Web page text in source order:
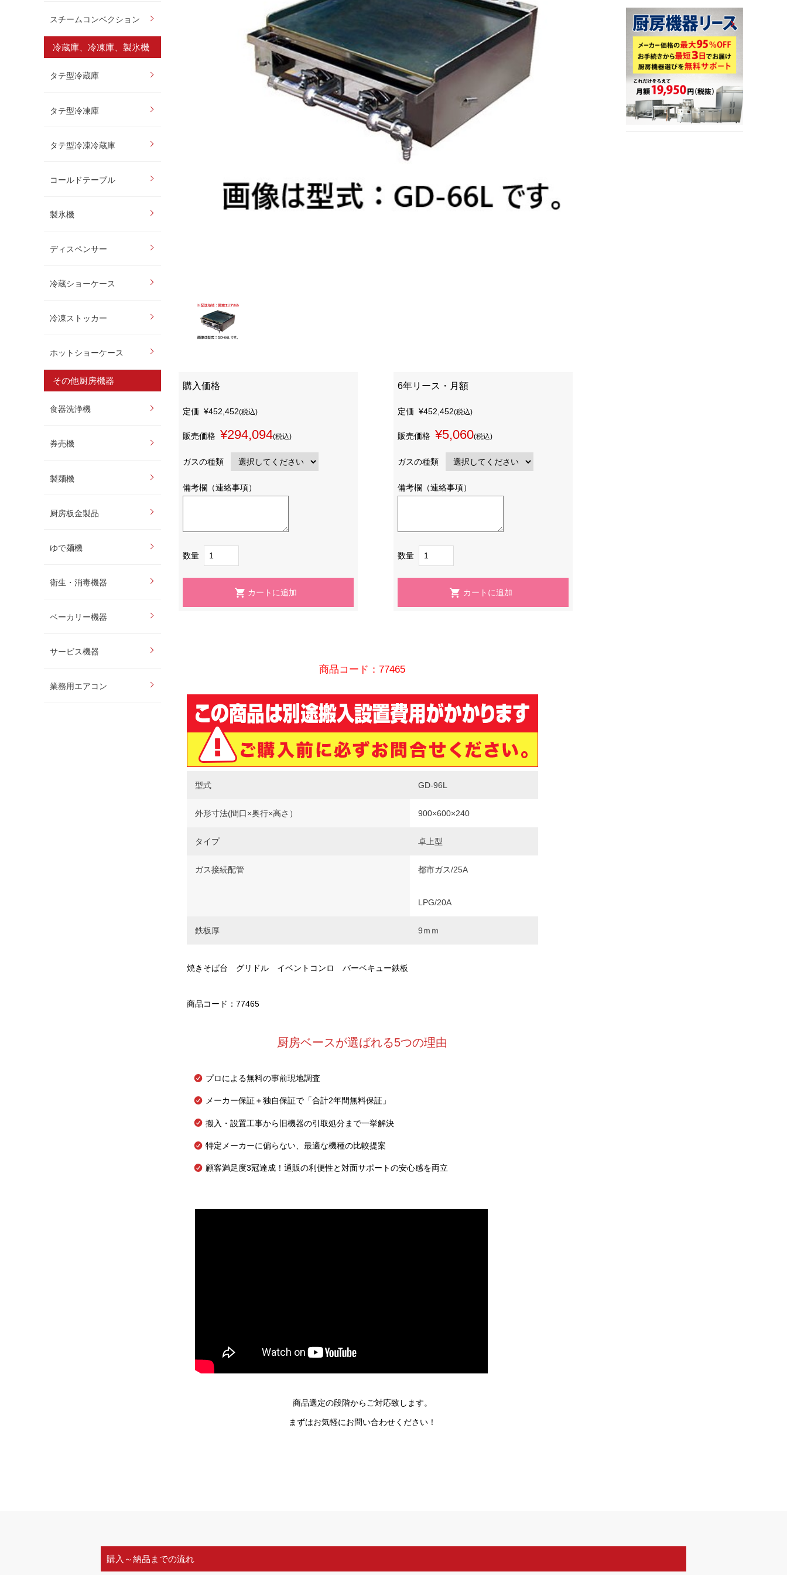
スチームコンベクション
冷蔵庫、冷凍庫、製氷機
タテ型冷蔵庫
タテ型冷凍庫
タテ型冷凍冷蔵庫
コールドテーブル
製氷機
ディスペンサー
冷蔵ショーケース
冷凍ストッカー
ホットショーケース
その他厨房機器
食器洗浄機
券売機
製麺機
厨房板金製品
ゆで麺機
衛生・消毒機器
ベーカリー機器
サービス機器
業務用エアコン
購入価格
定価 ¥452,452(税込)
販売価格 ¥294,094(税込)
ガスの種類
備考欄（連絡事項）
数量
6年リース・月額
定価 ¥452,452(税込)
販売価格 ¥5,060(税込)
ガスの種類
備考欄（連絡事項）
数量
商品コード：77465
型式 GD-96L
外形寸法(間口×奥行×高さ） 900×600×240
タイプ 卓上型
ガス接続配管 都市ガス/25A
LPG/20A
鉄板厚 9ｍｍ
焼きそば台 グリドル イベントコンロ バーベキュー鉄板
商品コード：77465
厨房ベースが選ばれる5つの理由
プロによる無料の事前現地調査
メーカー保証＋独自保証で「合計2年間無料保証」
搬入・設置工事から旧機器の引取処分まで一挙解決
特定メーカーに偏らない、最適な機種の比較提案
顧客満足度3冠達成！通販の利便性と対面サポートの安心感を両立
商品選定の段階からご対応致します。
まずはお気軽にお問い合わせください！
購入～納品までの流れ